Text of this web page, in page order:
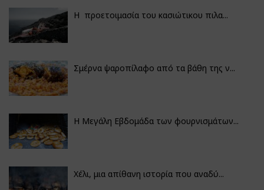
Η προετοιμασία του κασιώτικου πιλα...
Σμέρνα ψαροπίλαφο από τα βάθη της ν...
Η Μεγάλη Εβδομάδα των φουρνισμάτων...
Χέλι, μια απίθανη ιστορία που αναδύ...